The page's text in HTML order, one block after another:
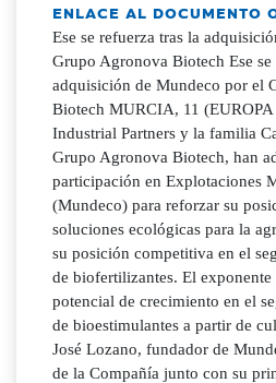
ENLACE AL DOCUMENTO
Ese se refuerza tras la
Grupo Agronova Biotech Ese se
adquisición de Mundeco por el
Biotech MURCIA, 11 (EUROPA
Industrial Partners y la familia
Grupo Agronova Biotech, han
participación en Explotaciones
(Mundeco) para reforzar su
soluciones ecológicas para la
su posición competitiva en el
de biofertilizantes. El exponente
potencial de crecimiento en el
de bioestimulantes a partir de
José Lozano, fundador de
de la Compañía junto con su